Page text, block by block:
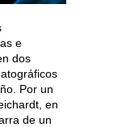
e
dos
Por un
en
de un